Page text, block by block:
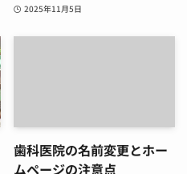
2025年11月5日
歯科医院の名前変更とホー
ムページの注意点